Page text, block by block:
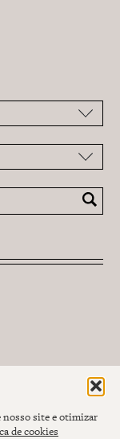
nosso site e otimizar
de cookies